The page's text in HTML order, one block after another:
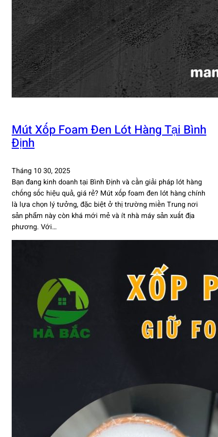
Mút Xốp Foam Đen Lót Hàng Tại Bình
Định
Tháng 10 30, 2025
Bạn đang kinh doanh tại Bình Định và cần giải pháp lót hàng
chống sốc hiệu quả, giá rẻ? Mút xốp foam đen lót hàng chính
là lựa chọn lý tưởng, đặc biệt ở thị trường miền Trung nơi
sản phẩm này còn khá mới mẻ và ít nhà máy sản xuất địa
phương. Với…